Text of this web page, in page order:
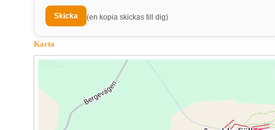
(en kopia skickas till dig)
Karta